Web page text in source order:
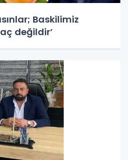
Baskilimiz
değildir’